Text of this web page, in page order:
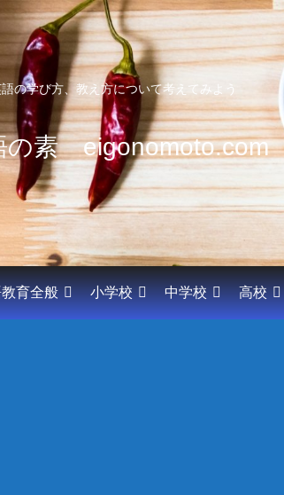
の学び方、教え方について考えてみよう
の素 eigonomoto.com
育全般 小学校 中学校 高校